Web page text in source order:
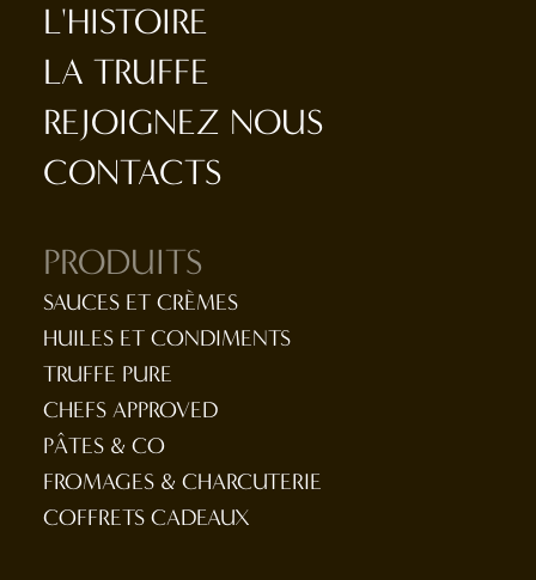
L'HISTOIRE
LA TRUFFE
REJOIGNEZ NOUS
CONTACTS
PRODUITS
SAUCES ET CRÈMES
HUILES ET CONDIMENTS
TRUFFE PURE
CHEFS APPROVED
PÂTES & CO
FROMAGES & CHARCUTERIE
COFFRETS CADEAUX